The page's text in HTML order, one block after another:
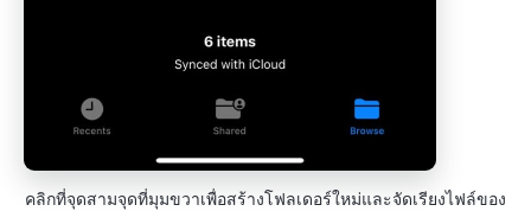
คลิกที่จุดสามจุดที่มุมขวาเพื่อสร้างโฟลเดอร์ใหม่และจัดเรียงไฟล์ของ